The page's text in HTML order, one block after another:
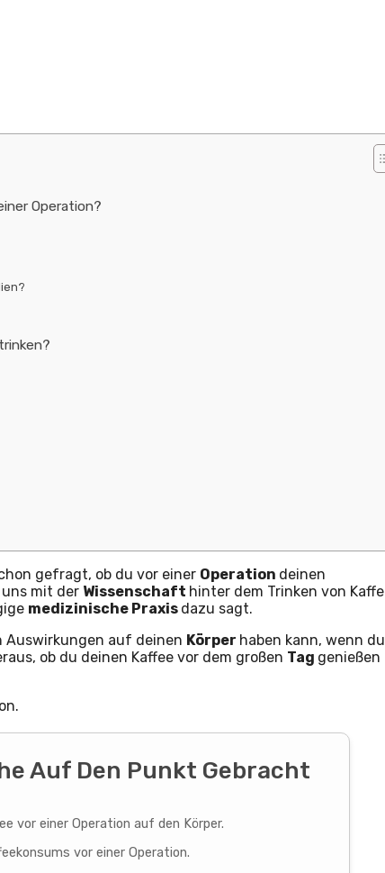
Operation?
gefragt, ob du vor einer Operation deinen
mit der Wissenschaft hinter dem Trinken von
medizinische Praxis dazu sagt.
Auswirkungen auf deinen Körper haben kann, wenn du
ob du deinen Kaffee vor dem großen Tag genießen
Auf Den Punkt Gebracht
vor einer Operation auf den Körper.
vor einer Operation.